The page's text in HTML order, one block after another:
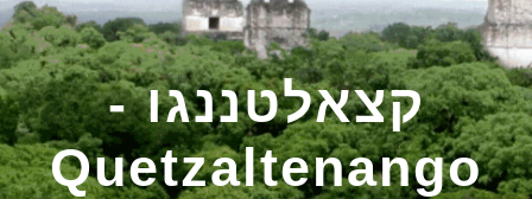
קצאלטננגו -
Quetzaltenango